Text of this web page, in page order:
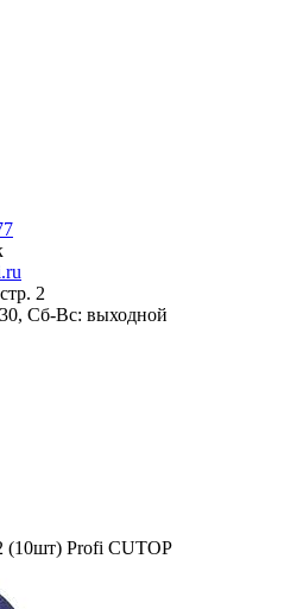
2
Сб-Вс: выходной
(10шт) Profi CUTOP